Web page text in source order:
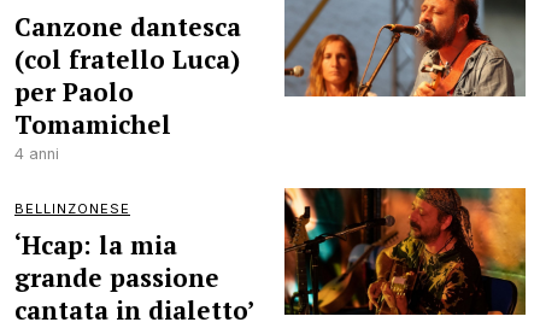
Canzone dantesca
(col fratello Luca)
per Paolo
Tomamichel
4 anni
BELLINZONESE
‘Hcap: la mia
grande passione
cantata in dialetto’